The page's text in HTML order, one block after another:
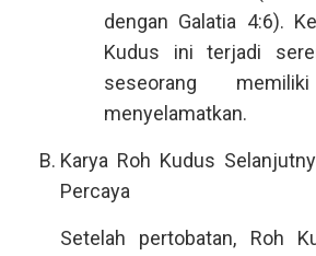
dengan Galatia 4:6).
Kudus ini terjadi
seseorang
menyelamatkan.
Karya Roh Kudus
Percaya
Setelah pertobatan, Roh